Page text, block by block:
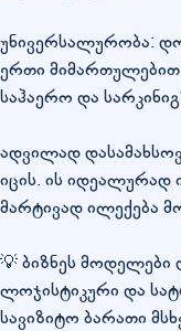
უნივერსალურობა:
ერთი
საჰაერო და
ადვილად
იცის. ის
მარტივად ილექება
💡 ბიზნეს მოდელები
ლოჯისტიკური და
სავიზიტო ბარათი